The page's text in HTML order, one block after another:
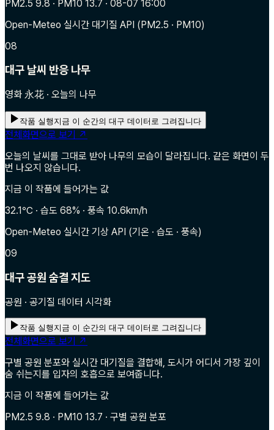
PM2.5 9.8 · PM10 13.7 · 08-07 16:00
Open-Meteo 실시간 대기질 API (PM2.5 · PM10)
08
대구 날씨 반응 나무
영화 永花 · 오늘의 나무
작품 실행지금 이 순간의 대구 데이터로 그려집니다
전체화면으로 보기 ↗
오늘의 날씨를 그대로 받아 나무의 모습이 달라집니다. 같은 화면이 두
번 나오지 않습니다.
지금 이 작품에 들어가는 값
32.1℃ · 습도 68% · 풍속 10.6km/h
Open-Meteo 실시간 기상 API (기온 · 습도 · 풍속)
09
대구 공원 숨결 지도
공원 · 공기질 데이터 시각화
작품 실행 지금 이 순간의 대구 데이터로 그려집니다
전체화면으로 보기 ↗
구별 공원 분포와 실시간 대기질을 결합해, 도시가 어디서 가장 깊이
숨 쉬는지를 입자의 호흡으로 보여줍니다.
지금 이 작품에 들어가는 값
PM2.5 9.8 · PM10 13.7 · 구별 공원 분포